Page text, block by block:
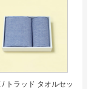
/ トラッド タオルセッ